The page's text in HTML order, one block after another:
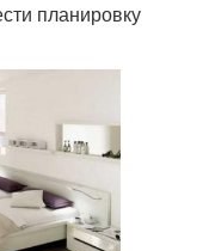
планировку